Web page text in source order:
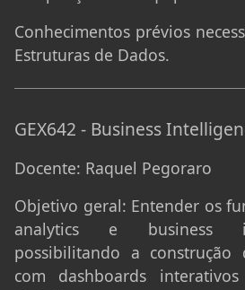
Conhecimentos prévios
Estruturas de Dados.
GEX642 - Business
Docente: Raquel Pegoraro
Objetivo geral: Entender os
analytics e business
possibilitando a
com dashboards